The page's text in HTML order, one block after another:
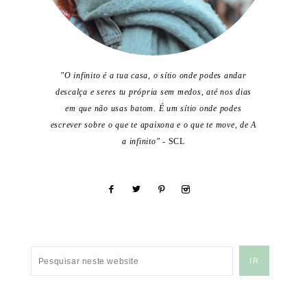
"O infinito é a tua casa, o sítio onde podes andar
descalça e seres tu própria sem medos, até nos dias
em que não usas batom. É um sítio onde podes
escrever sobre o que te apaixona e o que te move, de A
a infinito"- SCL